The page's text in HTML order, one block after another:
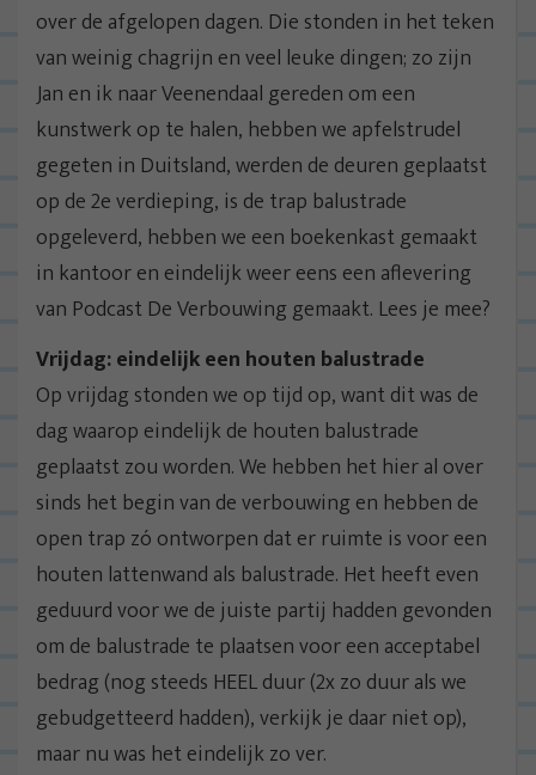
over de afgelopen dagen. Die stonden in het teken
van weinig chagrijn en veel leuke dingen; zo zijn
Jan en ik naar Veenendaal gereden om een
kunstwerk op te halen, hebben we apfelstrudel
gegeten in Duitsland, werden de deuren geplaatst
op de 2e verdieping, is de trap balustrade
opgeleverd, hebben we een boekenkast gemaakt
in kantoor en eindelijk weer eens een aflevering
van Podcast De Verbouwing gemaakt. Lees je mee?
Vrijdag: eindelijk een houten balustrade
Op vrijdag stonden we op tijd op, want dit was de
dag waarop eindelijk de houten balustrade
geplaatst zou worden. We hebben het hier al over
sinds het begin van de verbouwing en hebben de
open trap zó ontworpen dat er ruimte is voor een
houten lattenwand als balustrade. Het heeft even
geduurd voor we de juiste partij hadden gevonden
om de balustrade te plaatsen voor een acceptabel
bedrag (nog steeds HEEL duur (2x zo duur als we
gebudgetteerd hadden), verkijk je daar niet op),
maar nu was het eindelijk zo ver.